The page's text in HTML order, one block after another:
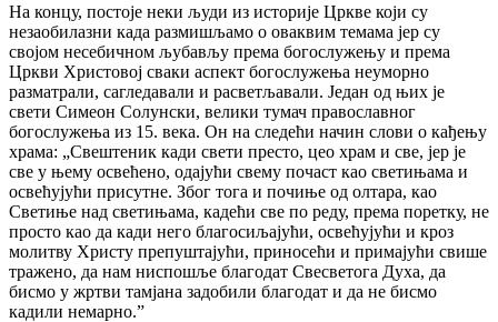
На концу, постоје неки људи из историје Цркве који су
незаобилазни када размишљамо о оваквим темама јер су
својом несебичном љубављу према богослужењу и према
Цркви Христовој сваки аспект богослужења неуморно
разматрали, сагледавали и расветљавали. Један од њих је
свети Симеон Солунски, велики тумач православног
богослужења из 15. века. Он на следећи начин слови о кађењу
храма: „Свештеник кади свети престо, цео храм и све, јер је
све у њему освећено, одајући свему почаст као светињама и
освећујући присутне. Због тога и почиње од олтара, као
Светиње над светињама, кадећи све по реду, према поретку, не
просто као да кади него благосиљајући, освећујући и кроз
молитву Христу препуштајући, приносећи и примајући свише
тражено, да нам ниспошље благодат Свесветога Духа, да
бисмо у жртви тамјана задобили благодат и да не бисмо
кадили немарно.ˮ